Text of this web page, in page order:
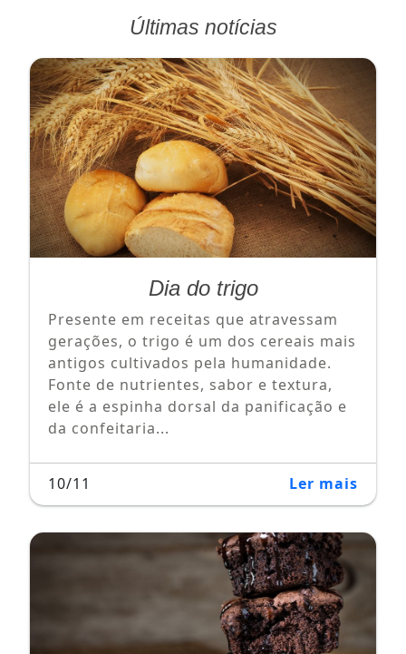
Últimas notícias
Dia do trigo
Presente em receitas que atravessam
gerações, o trigo é um dos cereais mais
antigos cultivados pela humanidade.
Fonte de nutrientes, sabor e textura,
ele é a espinha dorsal da panificação e
da confeitaria...
10/11 Ler mais